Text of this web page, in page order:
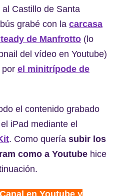
Castillo de Santa
grabé con la carcasa
de Manfrotto (lo
del vídeo en Youtube)
por el minitrípode de
el contenido grabado
iPad mediante el
. Como quería subir los
como a Youtube hice